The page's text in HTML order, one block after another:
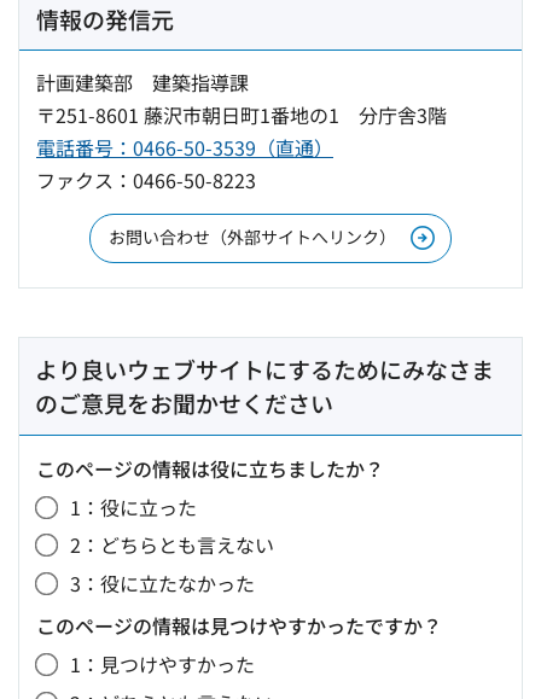
情報の発信元
計画建築部 建築指導課
〒251-8601 藤沢市朝日町1番地の1 分庁舎3階
電話番号：0466-50-3539（直通）
ファクス：0466-50-8223
お問い合わせ（外部サイトへリンク）
より良いウェブサイトにするためにみなさま
のご意見をお聞かせください
このページの情報は役に立ちましたか？
1：役に立った
2：どちらとも言えない
3：役に立たなかった
このページの情報は見つけやすかったですか？
1：見つけやすかった